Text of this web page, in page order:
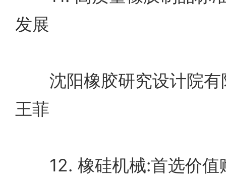
发展
沈阳橡胶研究设计院有
王菲
12. 橡硅机械:首选价值